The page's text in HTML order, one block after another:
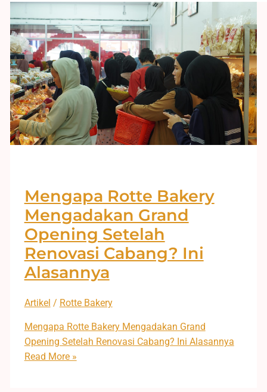
Mengapa Rotte Bakery
Mengadakan Grand
Opening Setelah
Renovasi Cabang? Ini
Alasannya
Artikel / Rotte Bakery
Mengapa Rotte Bakery Mengadakan Grand
Opening Setelah Renovasi Cabang? Ini Alasannya
Read More »